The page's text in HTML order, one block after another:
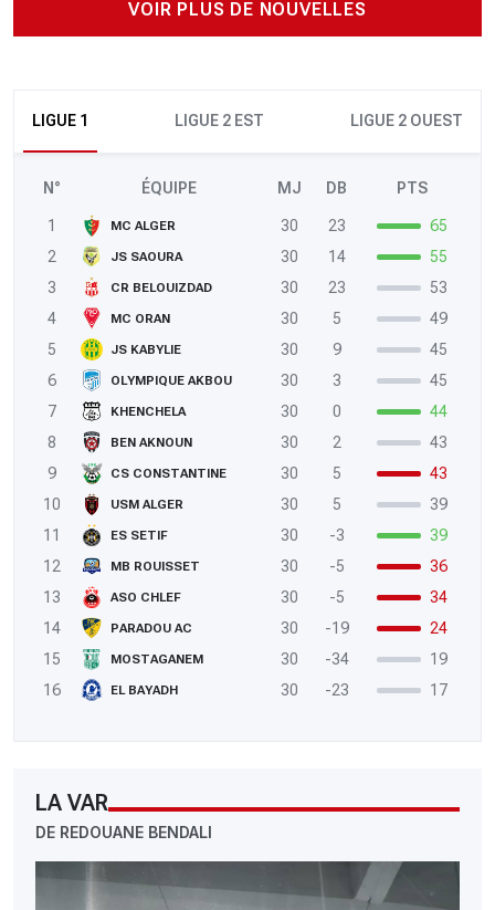
VOIR PLUS DE NOUVELLES
LIGUE 1 LIGUE 2 EST LIGUE 2 OUEST
N° ÉQUIPE MJ DB PTS
1 MC ALGER 30 23
65
2
JS SAOURA 30 14
55
3
CR BELOUIZDAD 30 23
53
4
MC ORAN 30 5
49
5
JS KABYLIE 30 9
45
6
OLYMPIQUE AKBOU 30 3
45
7
KHENCHELA 30 0
44
8
BEN AKNOUN 30 2
43
9
CS CONSTANTINE 30 5
43
10
USM ALGER 30 5
39
11
ES SETIF 30 -3
39
12
MB ROUISSET 30 -5
36
13
ASO CHLEF 30 -5
34
14
PARADOU AC 30 -19
24
15
MOSTAGANEM 30 -34
19
16
EL BAYADH 30 -23 17
LA VAR
DE REDOUANE BENDALI